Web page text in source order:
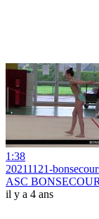
1:38
20211121-
ASC
il y a 4 ans